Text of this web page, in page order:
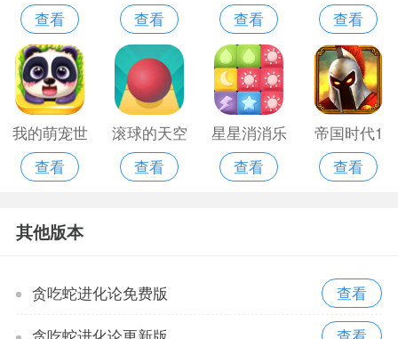
最新版
查看
园无限版
查看
老版
查看
2021
查看
我的萌宠世
界官方版
查看
滚球的天空
破解版
查看
星星消消乐
免费版旧版
查看
帝国时代1
安卓单机版
查看
其他版本
贪吃蛇进化论免费版